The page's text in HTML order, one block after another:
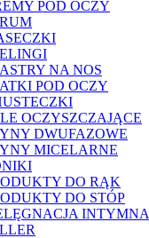
POD OCZY
NA NOS
POD OCZY
OCZYSZCZAJĄCE
DWUFAZOWE
MICELARNE
DO RĄK
DO STÓP
INTYMNA